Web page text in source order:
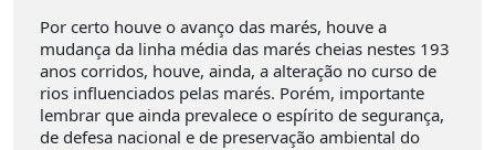
Por certo houve o avanço das marés, houve a
mudança da linha média das marés cheias nestes 193
anos corridos, houve, ainda, a alteração no curso de
rios influenciados pelas marés. Porém, importante
lembrar que ainda prevalece o espírito de segurança,
de defesa nacional e de preservação ambiental do